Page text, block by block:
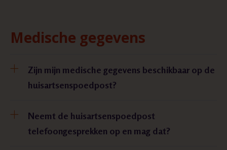
Medische gegevens
Zijn mijn medische gegevens beschikbaar op de
huisartsenspoedpost?
Neemt de huisartsenspoedpost
telefoongesprekken op en mag dat?